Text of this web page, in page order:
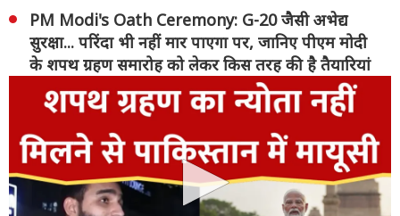
PM Modi's Oath Ceremony: G-20 जैसी अभेद्य
सुरक्षा... परिंदा भी नहीं मार पाएगा पर, जानिए पीएम मोदी
के शपथ ग्रहण समारोह को लेकर किस तरह की है तैयारियां